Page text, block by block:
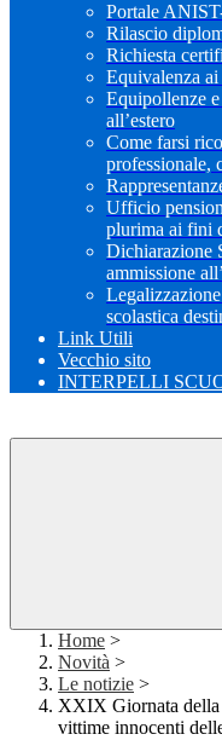
Portale
Rilascio
Richiesta
Equivalenza
Equipollenze
all’estero
Come farsi
professionale,
Ufficio
plurima ai fini
Dichiarazione
ammissione
scolastica
Link Utili
Vecchio sito
INTERPELLI
Home >
Novità >
Le notizie >
XXIX Giornata della
vittime innocenti